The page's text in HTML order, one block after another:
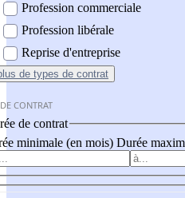
Profession commerciale
Profession libérale
Reprise d'entreprise
de types de contrat
CONTRAT
de contrat
minimale (en mois) Durée